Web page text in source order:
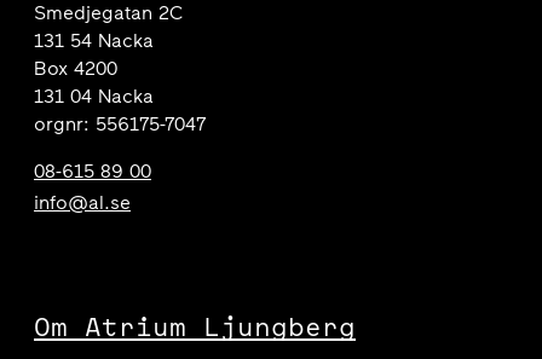
Smedjegatan 2C
131 54 Nacka
Box 4200
131 04 Nacka
orgnr: 556175-7047
08-615 89 00
info@al.se
Om Atrium Ljungberg